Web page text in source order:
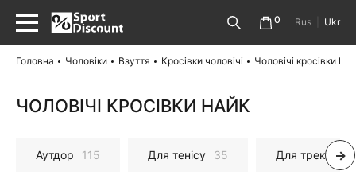
0 Rus Ukr
Головна Чоловіки Взуття Кросівки чоловічі Чоловічі кросівки
ЧОЛОВІЧІ КРОСІВКИ НАЙК
Аутдор 115 Для тенісу 35 Для трекінгу